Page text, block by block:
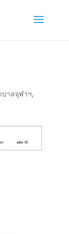
บาลจุฬาฯ,